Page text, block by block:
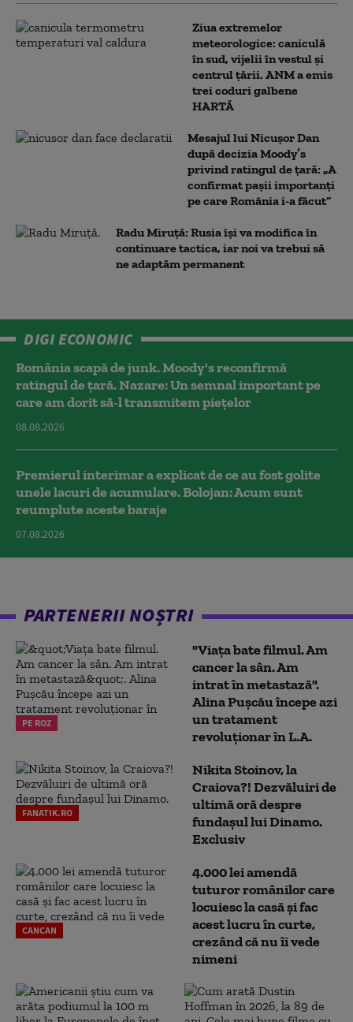
Ziua extremelor
meteorologice: caniculă
în sud, vijelii în vestul și
centrul țării. ANM a emis
trei coduri galbene
HARTĂ
Mesajul lui Nicușor Dan
după decizia Moody’s
privind ratingul de țară: „A
confirmat pașii importanți
pe care România i-a făcut”
Radu Miruță: Rusia își va modifica în
continuare tactica, iar noi va trebui să
ne adaptăm permanent
DIGI ECONOMIC
România scapă de junk. Moody's reconfirmă
ratingul de țară. Nazare: Un semnal important pe
care am dorit să-l transmitem piețelor
08.08.2026
Premierul interimar a explicat de ce au fost golite
unele lacuri de acumulare. Bolojan: Acum sunt
reumplute aceste baraje
07.08.2026
PARTENERII NOȘTRI
PE ROZ
"Viața bate filmul. Am
cancer la sân. Am
intrat în metastază".
Alina Pușcău începe azi
un tratament
revoluționar în L.A.
FANATIK.RO
Nikita Stoinov, la
Craiova?! Dezvăluiri de
ultimă oră despre
fundașul lui Dinamo.
Exclusiv
CANCAN
4.000 lei amendă
tuturor românilor care
locuiesc la casă și fac
acest lucru în curte,
crezând că nu îi vede
nimeni